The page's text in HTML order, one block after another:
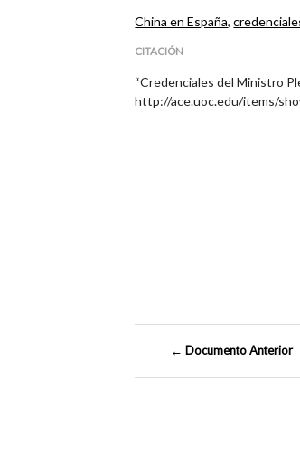
China en España,
CITACIÓN
“Credenciales del Ministro
http://ace.uoc.edu/items/
← Documento Anterior